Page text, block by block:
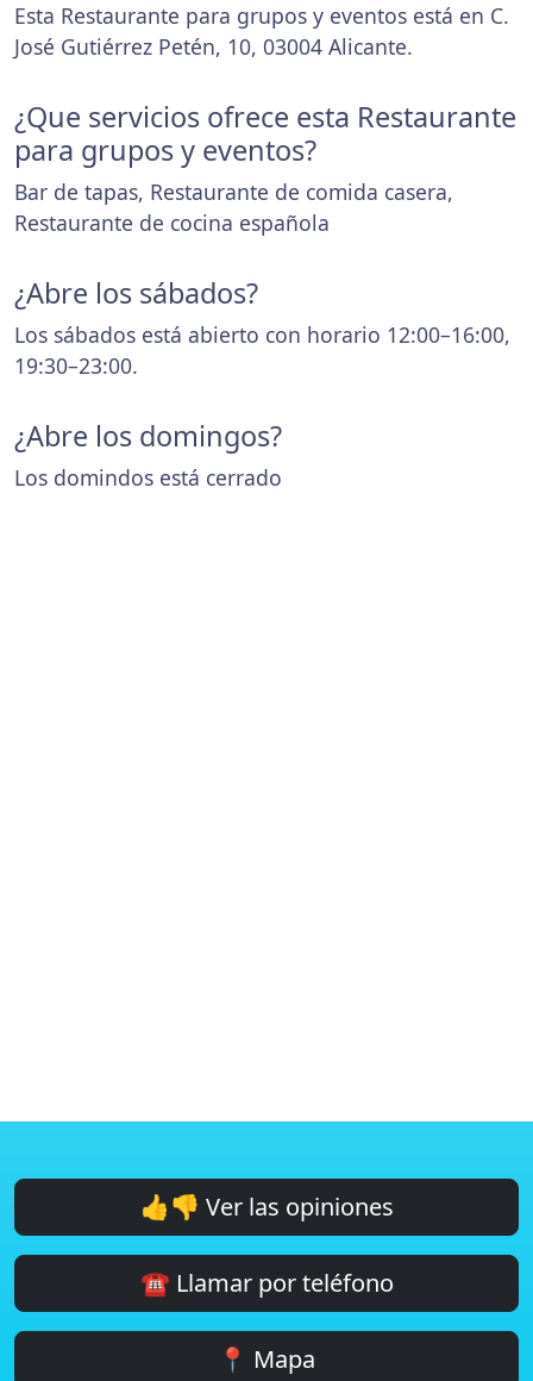
Esta Restaurante para grupos y eventos está en C.
José Gutiérrez Petén, 10, 03004 Alicante.
¿Que servicios ofrece esta Restaurante
para grupos y eventos?
Bar de tapas, Restaurante de comida casera,
Restaurante de cocina española
¿Abre los sábados?
Los sábados está abierto con horario 12:00–16:00,
19:30–23:00.
¿Abre los domingos?
Los domindos está cerrado
👍👎 Ver las opiniones
☎️ Llamar por teléfono
📍 Mapa